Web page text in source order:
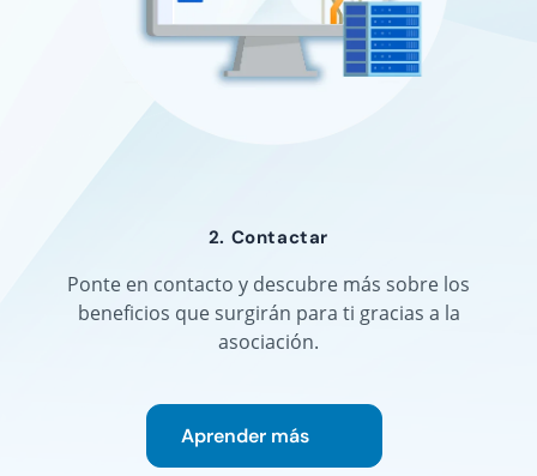
2. Contactar
Ponte en contacto y descubre más sobre los
beneficios que surgirán para ti gracias a la
asociación.
Aprender más